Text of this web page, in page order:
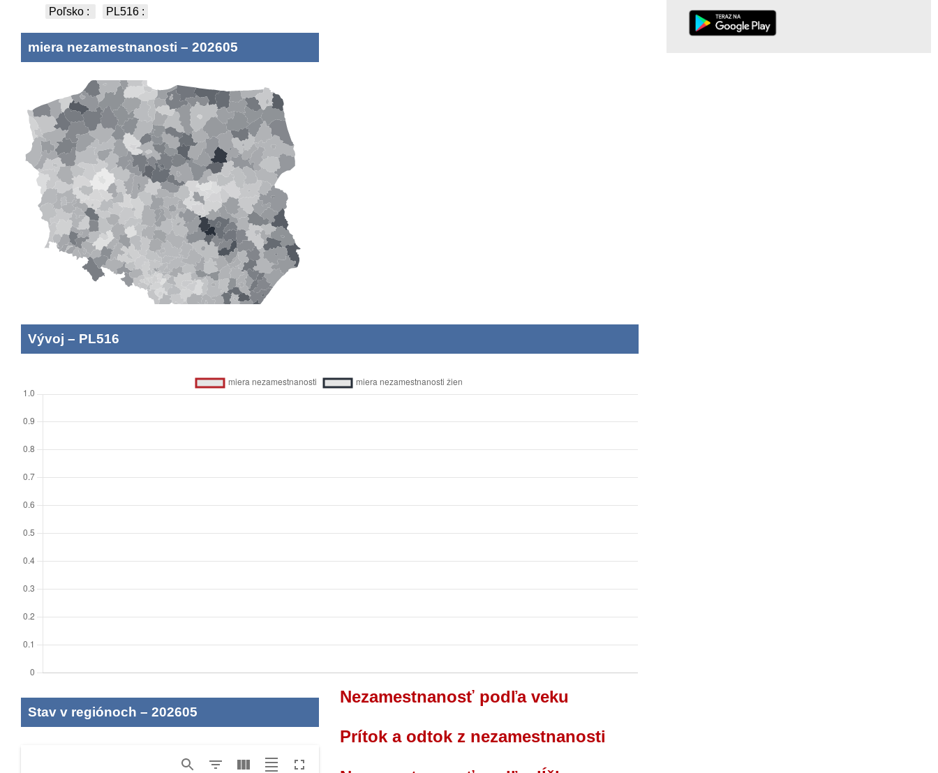
Poľsko : PL516 :
miera nezamestnanosti – 202605
Vývoj – PL516
Stav v regiónoch – 202605
Nezamestnanosť podľa veku
Prítok a odtok z nezamestnanosti